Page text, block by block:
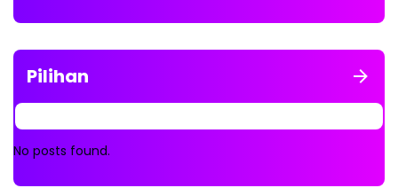
Pilihan
No posts found.